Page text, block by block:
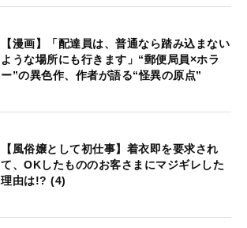
【漫画】「配達員は、普通なら踏み込まない
ような場所にも行きます」“郵便局員×ホラ
ー”の異色作、作者が語る“怪異の原点”
【風俗嬢として初仕事】着衣即を要求され
て、OKしたもののお客さまにマジギレした
理由は!? (4)